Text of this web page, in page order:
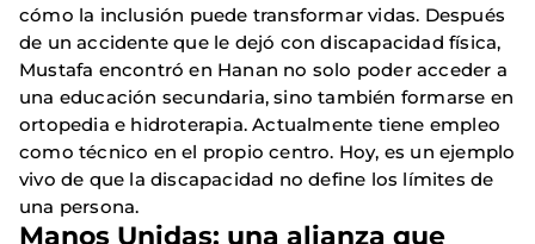
cómo la inclusión puede transformar vidas. Después
de un accidente que le dejó con discapacidad física,
Mustafa encontró en Hanan no solo poder acceder a
una educación secundaria, sino también formarse en
ortopedia e hidroterapia. Actualmente tiene empleo
como técnico en el propio centro. Hoy, es un ejemplo
vivo de que la discapacidad no define los límites de
una persona.
Manos Unidas: una alianza que